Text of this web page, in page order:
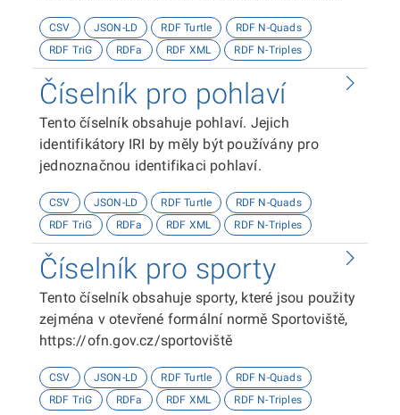
CSV JSON-LD RDF Turtle
RDF N-Quads
RDF TriG
RDFa RDF XML RDF N-Triples
Číselník pro pohlaví
Tento číselník obsahuje pohlaví. Jejich
identifikátory IRI by měly být používány pro
jednoznačnou identifikaci pohlaví.
CSV JSON-LD RDF Turtle
RDF N-Quads
RDF TriG
RDFa RDF XML RDF N-Triples
Číselník pro sporty
Tento číselník obsahuje sporty, které jsou použity
zejména v otevřené formální normě Sportoviště,
https://ofn.gov.cz/sportoviště
CSV JSON-LD RDF Turtle
RDF N-Quads
RDF TriG
RDFa RDF XML RDF N-Triples